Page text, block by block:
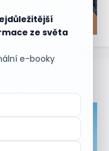
ze světa
e-booky